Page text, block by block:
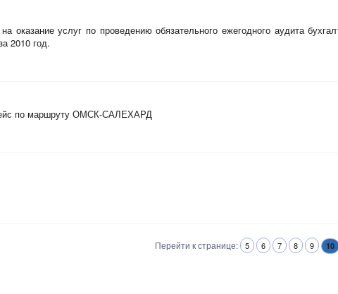
оказание услуг по проведению обязательного ежегодного аудита
2010 год.
по маршруту ОМСК-САЛЕХАРД
Перейти к странице: 5 6 7 8 9 10